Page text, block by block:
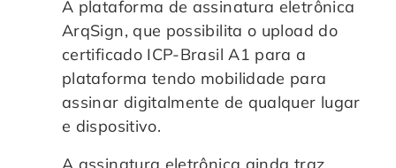
A plataforma de assinatura eletrônica
ArqSign, que possibilita o upload do
certificado ICP-Brasil A1 para a
plataforma tendo mobilidade para
assinar digitalmente de qualquer lugar
e dispositivo.
A assinatura eletrônica ainda traz